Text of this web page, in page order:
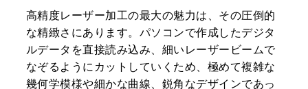
高精度レーザー加工の最大の魅力は、その圧倒的
な精緻さにあります。パソコンで作成したデジタ
ルデータを直接読み込み、細いレーザービームで
なぞるようにカットしていくため、極めて複雑な
幾何学模様や細かな曲線、鋭角なデザインであっ